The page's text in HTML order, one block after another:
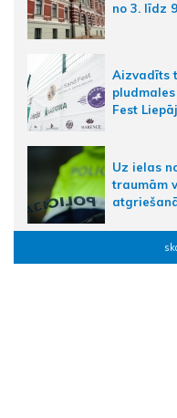
no 3. līdz
Aizvadīts
Fest
Uz ielas
traumām